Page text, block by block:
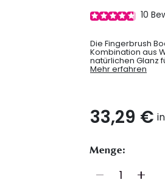
10
Die Fingerbrush
Kombination aus
natürlichen Glanz
Mehr erfahren
33,29 €
Menge: